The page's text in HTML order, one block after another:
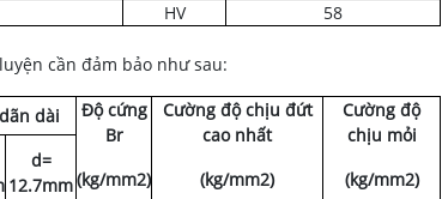
HV 58
cần đảm bảo như sau:
dài
Độ cứng
Br
(kg/mm2)
Cường độ chịu đứt
cao nhất
(kg/mm2)
Cường độ
chịu mỏi
(kg/mm2)
d=
12.7mm